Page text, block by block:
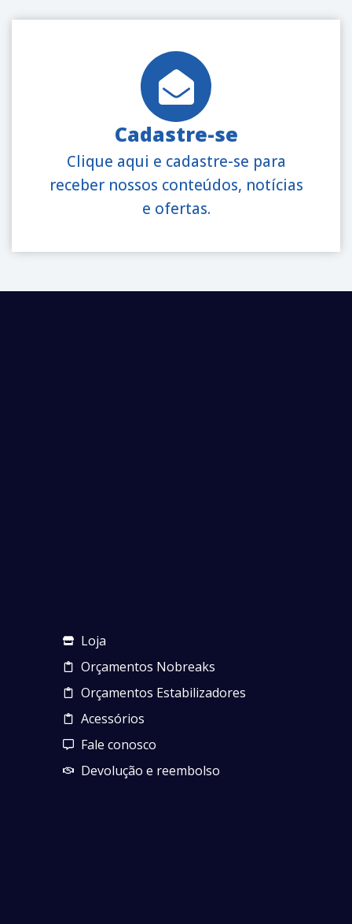
Cadastre-se
Clique aqui e cadastre-se para
receber nossos conteúdos, notícias
e ofertas.
Loja
Orçamentos Nobreaks
Orçamentos Estabilizadores
Acessórios
Fale conosco
Devolução e reembolso